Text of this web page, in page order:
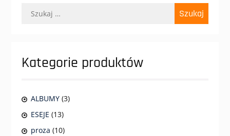
Kategorie produktów
ALBUMY (3)
ESEJE (13)
proza (10)